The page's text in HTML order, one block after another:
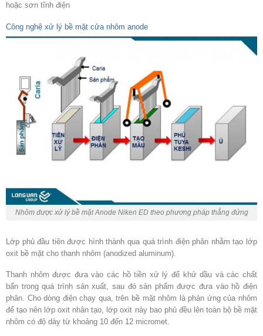
hoặc sơn tĩnh điện
Công nghệ xử lý bề mặt cửa nhôm anode
Nhôm được xử lý bề mặt Anode Niken ED theo phương pháp thẳng đứng
Lớp phủ đầu tiên được hình thành qua quá trình điện phân nhằm tạo lớp
oxit bề mặt cho thanh nhôm (anodized aluminum).
Thanh nhôm được đưa vào các hồ tiền xử lý để khử dầu và các chất
bẩn trong quá trình sản xuất, sau đó sản phẩm được đưa vào hồ điện
phân. Cho dòng điện chạy qua, trên bề mặt nhôm là phản ứng của nhôm
để tạo nên lớp oxit nhân tạo, lớp oxit này bao phủ đều lên toàn bộ bề mặt
nhôm có độ dày từ khoảng 10 đến 12 micromet.